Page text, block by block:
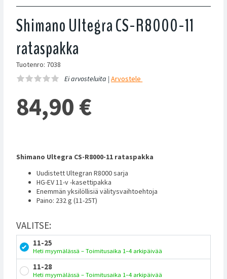
Shimano Ultegra CS-R8000-11
rataspakka
Tuotenro: 7038
Ei arvosteluita |Arvostele
84,90 €
Shimano Ultegra CS-R8000-11 rataspakka
Uudistett Ultegran R8000 sarja
HG-EV 11-v -kasettipakka
Enemmän yksilöllisiä välitysvaihtoehtoja
Paino: 232 g (11-25T)
VALITSE:
11-25
Heti myymälässä – Toimitusaika 1–4 arkipäivää
11-28
Heti myymälässä – Toimitusaika 1–4 arkipäivää